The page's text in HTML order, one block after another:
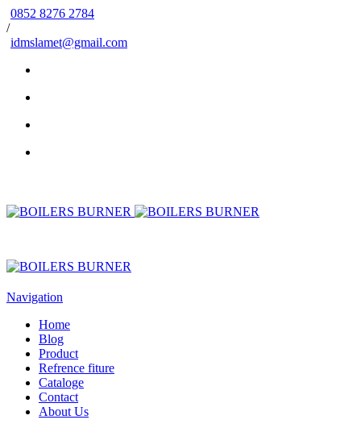
0852 8276 2784
/
idmslamet@gmail.com
Navigation
Home
Blog
Product
Refrence fiture
Cataloge
Contact
About Us